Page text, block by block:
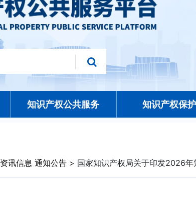
知识产权公共服务 知识产权保护
资讯信息 通知公告 > 国家知识产权局关于印发2026